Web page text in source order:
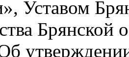
Уставом
Брянской